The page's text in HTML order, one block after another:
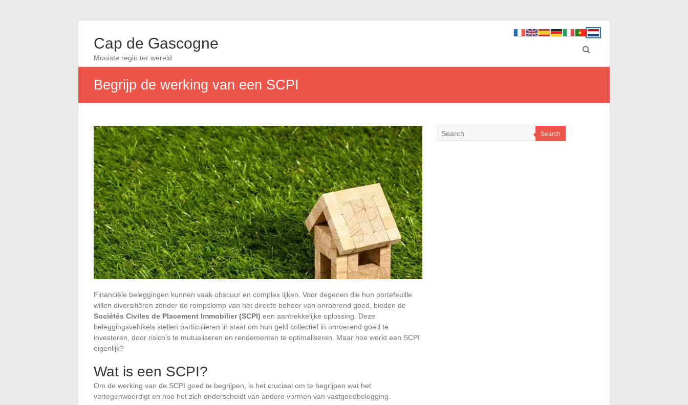
Cap de Gascogne
Mooiste regio ter wereld
Begrijp de werking van een SCPI
Financiële beleggingen kunnen vaak obscuur en complex lijken. Voor degenen die hun portefeuille
willen diversifiëren zonder de rompslomp van het directe beheer van onroerend goed, bieden de
Sociétés Civiles de Placement Immobilier (SCPI) een aantrekkelijke oplossing. Deze
beleggingsvehikels stellen particulieren in staat om hun geld collectief in onroerend goed te
investeren, door risico’s te mutualiseren en rendementen te optimaliseren. Maar hoe werkt een SCPI
eigenlijk?
Wat is een SCPI?
Om de werking van de SCPI goed te begrijpen, is het cruciaal om te begrijpen wat het
vertegenwoordigt en hoe het zich onderscheidt van andere vormen van vastgoedbelegging.
Search